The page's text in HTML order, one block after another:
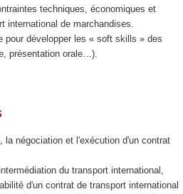
techniques, économiques et
international de marchandises.
pour développer les « soft skills » des
présentation orale…).
la négociation et l'exécution d'un contrat
du transport international,
d'un contrat de transport international